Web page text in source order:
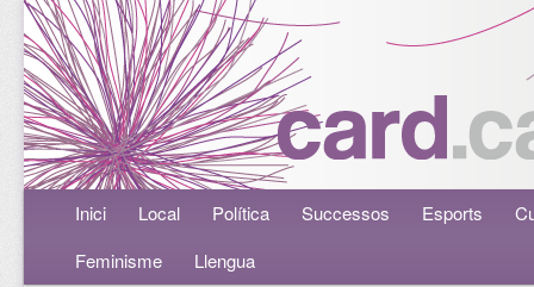
Menú principalAneu al contingut principal
Aneu al contingut secundari
Inici Local Política Successos Esports
Feminisme
Llengua